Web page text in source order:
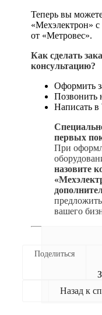
Теперь вы
«Мехэлектрон»
от «Метровес».
Как сделать
консультацию?
Оформить
Позвонить
Написать
первых
При
назовите
вашего
Поделиться
Назад к